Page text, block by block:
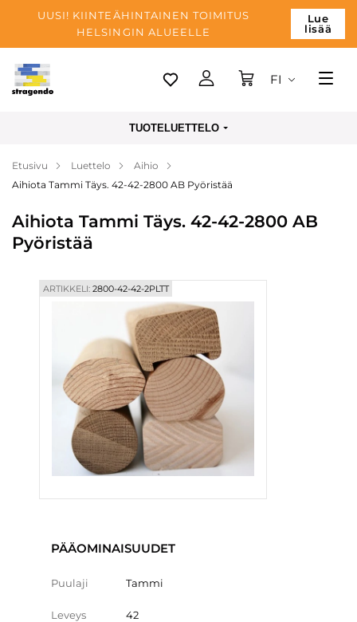
UUSI! KIINTEÄHINTAINEN TOIMITUS
HELSINGIN ALUEELLE
Lue
lisää
Tallinn
Maksu
Blogi
FI
TUOTELUETTELO
Etusivu Luettelo
Aihio
Aihiota Tammi Täys. 42-42-2800 AB Pyöristää
Aihiota Tammi Täys. 42-42-2800 AB
Pyöristää
ARTIKKELI:2800-42-42-2PLTT
PÄÄOMINAISUUDET
Puulaji Tammi
Leveys 42